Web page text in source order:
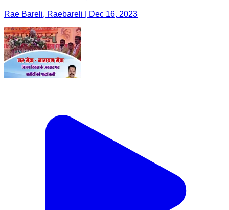
Rae Bareli, Raebareli | Dec 16, 2023